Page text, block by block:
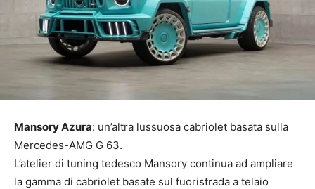
Mansory Azura: un’altra lussuosa cabriolet basata sulla
Mercedes-AMG G 63.
L’atelier di tuning tedesco Mansory continua ad ampliare
la gamma di cabriolet basate sul fuoristrada a telaio